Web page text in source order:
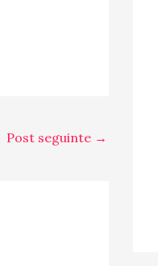
Post seguinte →